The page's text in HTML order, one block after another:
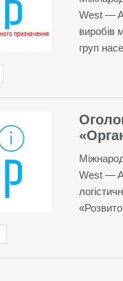
West —
виробів
груп
West —